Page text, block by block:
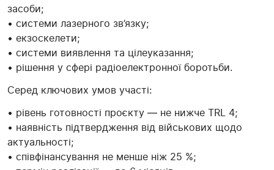
засоби;
• системи лазерного зв’язку;
• екзоскелети;
• системи виявлення та цілеуказання;
• рішення у сфері радіоелектронної боротьби.
Серед ключових умов участі:
• рівень готовності проєкту — не нижче TRL 4;
• наявність підтвердження від військових щодо
актуальності;
• співфінансування не менше ніж 25 %;